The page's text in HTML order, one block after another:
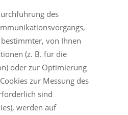
des
von Ihnen
(z. B. für die
oder zur Optimierung
zur Messung des
sind
werden auf